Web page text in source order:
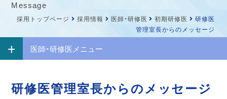
message
採用トップページ 採用情報 医師・研修医 初期研修医
研修医
管理室長からのメッセージ
医師・研修医メニュー
研修医管理室長からのメッセージ